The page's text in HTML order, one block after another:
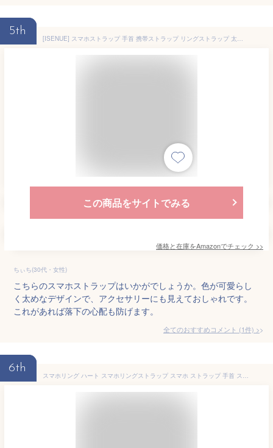
5th
[ISENUE] スマホストラップ 手首 携帯ストラップ リングストラップ 太め ハンドストラップ スマホ リストストラップ スマートフォン すまほ ストラップホルダー 手首 ストラップ スマホ 落下防止 忘れ物 防止
この商品をサイトでみる
価格と在庫をAmazonでチェック >>
ちぃち(30代・女性)
こちらのスマホストラップはいかがでしょうか。色が可愛らし
く太めなデザインで、アクセサリーにも見えておしゃれです。
これがあれば落下の心配も防げます。
全てのおすすめコメント (1件) >
6th
スマホリング ハート スマホリングストラップ スマホ ストラップ 手首 スマホストラップ 手首 スマホ ストラップ リング シリコンリング もこもこ ふわもこ ファー 挟むだけ ハート 全機種対応 落下防止 推し活 ペンライト